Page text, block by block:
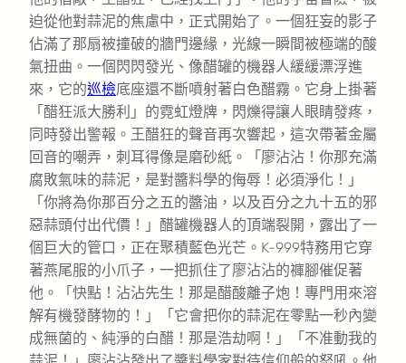
迫從他對蒜泥的焦慮中，正式開始了。一個狂妄的影子
佔滿了那扇被撞破的牆門邊緣，光線一瞬間被極端的酸
氣扭曲。一個閃閃發光、像醋罐的機器人緩緩漂浮進
來，它的巡檢底座還不斷噴射著白色醋霧。它身上掛著
「醋狂派大勝利」的霓虹燈牌，閃爍得讓人眼睛發疼，
同時發出警報。王醋狂的聲音再次響起，這次帶著金屬
回音的嘲弄，刺耳得像是磨砂紙。「廖沾沾！你那充滿
腐敗氣味的蒜泥，是對醬料學的侮辱！必須淨化！」
「你將為你那百分之五的醬油，以及百分之九十五的邪
惡蒜頭付出代價！」醋罐機器人的頂端裂開，露出了一
個巨大的管口，正在聚積藍色光芒。K-999特務用它穿
著燕尾服的小爪子，一把抓住了廖沾沾的褲腳催促著
他。「快點！沾沾先生！那是醋酸離子炮！專門用來溶
解有機發酵物的！」「它會把你的蒜泥在零點一秒內變
成無菌的、純淨的白醋！那是浩劫啊！」「不准動我的